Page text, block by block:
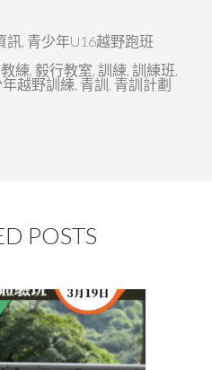
訊 青少年U16越野跑班
教練 毅行教室 訓練 訓練班
越野訓練 青訓 青訓計劃
POSTS